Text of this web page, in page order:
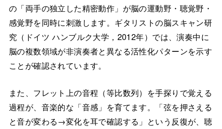
の「両手の独立した精密動作」が脳の運動野・聴覚野・
感覚野を同時に刺激します。ギタリストの脳スキャン研
究（ドイツ ハンブルク大学，2012年）では、演奏中に
脳の複数領域が非演奏者と異なる活性化パターンを示す
ことが確認されています。
また、フレット上の音程（等比数列）を手探りで覚える
過程が、音楽的な「音感」を育てます。「弦を押さえる
と音が変わる→変化を耳で確認する」という反復が、聴